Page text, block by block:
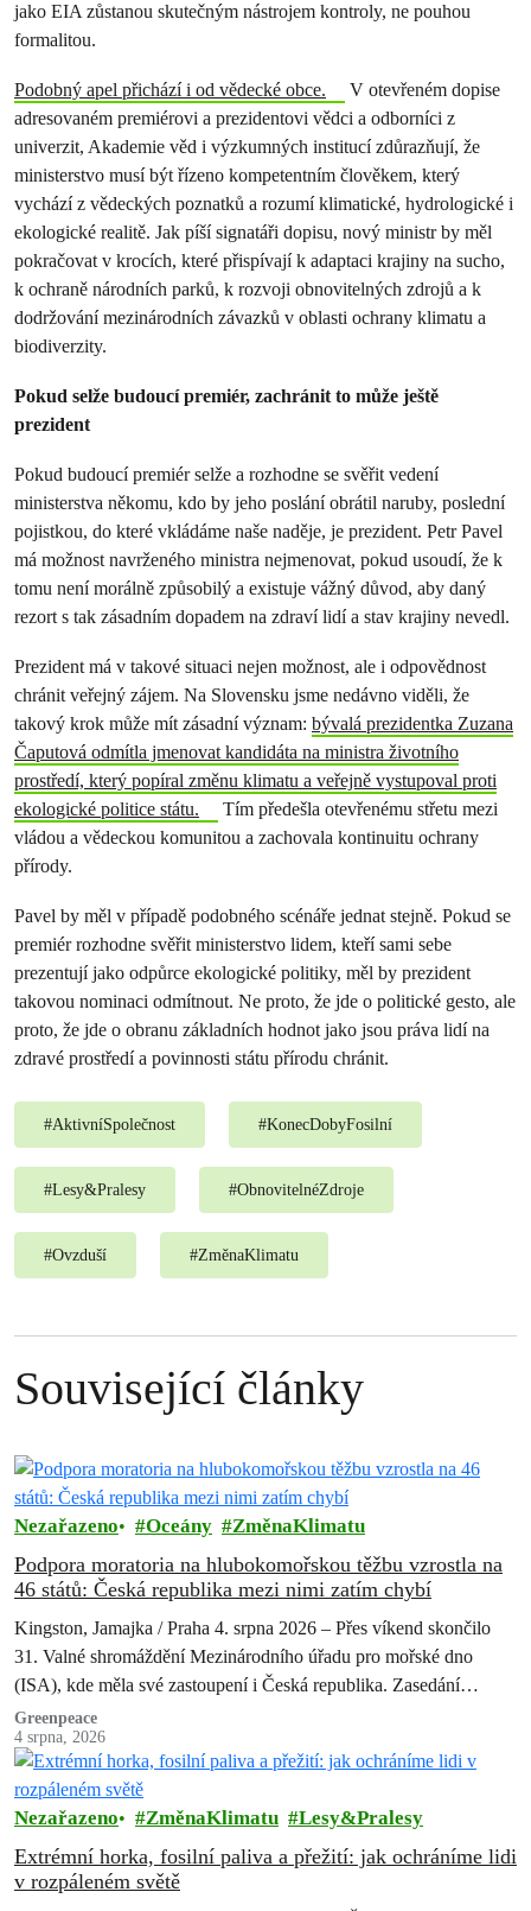
jako EIA zůstanou skutečným nástrojem kontroly, ne pouhou
formalitou.
Podobný apel přichází i od vědecké obce.
V otevřeném dopise
adresovaném premiérovi a prezidentovi vědci a odborníci z
univerzit, Akademie věd i výzkumných institucí zdůrazňují, že
ministerstvo musí být řízeno kompetentním člověkem, který
vychází z vědeckých poznatků a rozumí klimatické, hydrologické i
ekologické realitě. Jak píší signatáři dopisu, nový ministr by měl
pokračovat v krocích, které přispívají k adaptaci krajiny na sucho,
k ochraně národních parků, k rozvoji obnovitelných zdrojů a k
dodržování mezinárodních závazků v oblasti ochrany klimatu a
biodiverzity.
Pokud selže budoucí premiér, zachránit to může ještě
prezident
Pokud budoucí premiér selže a rozhodne se svěřit vedení
ministerstva někomu, kdo by jeho poslání obrátil naruby, poslední
pojistkou, do které vkládáme naše naděje, je prezident. Petr Pavel
má možnost navrženého ministra nejmenovat, pokud usoudí, že k
tomu není morálně způsobilý a existuje vážný důvod, aby daný
rezort s tak zásadním dopadem na zdraví lidí a stav krajiny nevedl.
Prezident má v takové situaci nejen možnost, ale i odpovědnost
chránit veřejný zájem. Na Slovensku jsme nedávno viděli, že
takový krok může mít zásadní význam: bývalá prezidentka Zuzana
Čaputová odmítla jmenovat kandidáta na ministra životního
prostředí, který popíral změnu klimatu a veřejně vystupoval proti
ekologické politice státu.
Tím předešla otevřenému střetu mezi
vládou a vědeckou komunitou a zachovala kontinuitu ochrany
přírody.
Pavel by měl v případě podobného scénáře jednat stejně. Pokud se
premiér rozhodne svěřit ministerstvo lidem, kteří sami sebe
prezentují jako odpůrce ekologické politiky, měl by prezident
takovou nominaci odmítnout. Ne proto, že jde o politické gesto, ale
proto, že jde o obranu základních hodnot jako jsou práva lidí na
zdravé prostředí a povinnosti státu přírodu chránit.
#AktivníSpolečnost #KonecDobyFosilní
#Lesy&Pralesy #ObnovitelnéZdroje
#Ovzduší #ZměnaKlimatu
Související články
Nezařazeno Oceány ZměnaKlimatu
Podpora moratoria na hlubokomořskou těžbu vzrostla na
46 států: Česká republika mezi nimi zatím chybí
Kingston, Jamajka / Praha 4. srpna 2026 – Přes víkend skončilo
31. Valné shromáždění Mezinárodního úřadu pro mořské dno
(ISA), kde měla své zastoupení i Česká republika. Zasedání
skončilo zklamáním,…
Greenpeace
4 srpna, 2026
Nezařazeno ZměnaKlimatu Lesy&Pralesy
Extrémní horka, fosilní paliva a přežití: jak ochráníme lidi
v rozpáleném světě